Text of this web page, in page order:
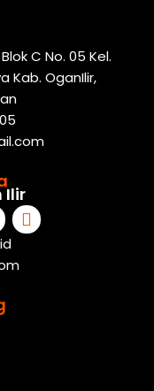
C No. 05 Kel.
Kab. OganIlir,
Ilir